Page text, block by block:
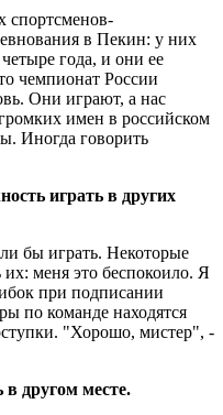
спортсменов-
в Пекин: у них
года, и они ее
чемпионат России
Они играют, а нас
имен в российском
Иногда говорить
играть в других
бы играть. Некоторые
меня это беспокоило. Я
при подписании
по команде находятся
"Хорошо, мистер", -
другом месте.